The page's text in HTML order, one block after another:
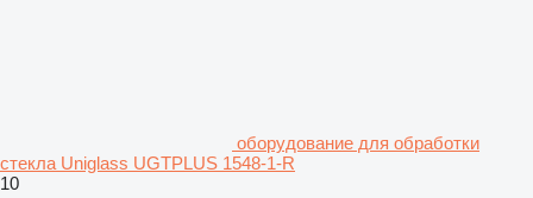
оборудование для обработки
стекла Uniglass UGTPLUS 1548-1-R
10